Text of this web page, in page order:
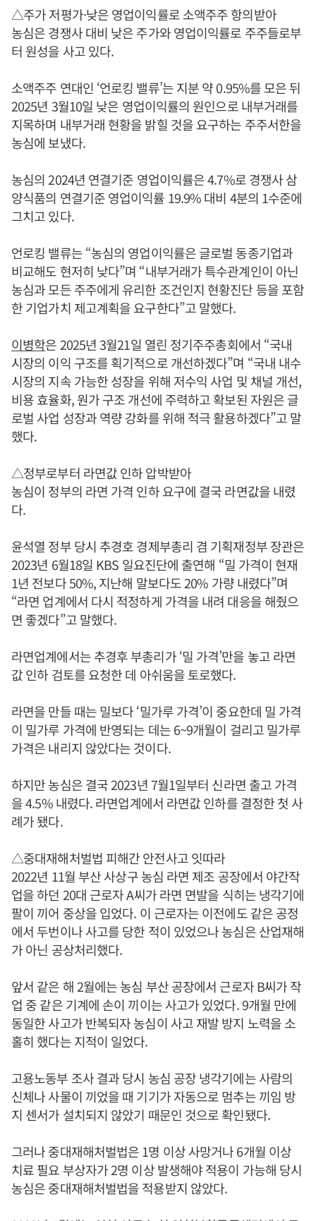
△주가 저평가·낮은 영업이익률로 소액주주 항의받아
농심은 경쟁사 대비 낮은 주가와 영업이익률로 주주들로부
터 원성을 사고 있다.
소액주주 연대인 ‘언로킹 밸류’는 지분 약 0.95%를 모은 뒤
2025년 3월10일 낮은 영업이익률의 원인으로 내부거래를
지목하며 내부거래 현황을 밝힐 것을 요구하는 주주서한을
농심에 보냈다.
농심의 2024년 연결기준 영업이익률은 4.7%로 경쟁사 삼
양식품의 연결기준 영업이익률 19.9% 대비 4분의 1수준에
그치고 있다.
언로킹 밸류는 “농심의 영업이익률은 글로벌 동종기업과
비교해도 현저히 낮다”며 “내부거래가 특수관계인이 아닌
농심과 모든 주주에게 유리한 조건인지 현황진단 등을 포함
한 기업가치 제고계획을 요구한다”고 말했다.
이병학은 2025년 3월21일 열린 정기주주총회에서 “국내
시장의 이익 구조를 획기적으로 개선하겠다”며 “국내 내수
시장의 지속 가능한 성장을 위해 저수익 사업 및 채널 개선,
비용 효율화, 원가 구조 개선에 주력하고 확보된 자원은 글
로벌 사업 성장과 역량 강화를 위해 적극 활용하겠다”고 말
했다.
△정부로부터 라면값 인하 압박받아
농심이 정부의 라면 가격 인하 요구에 결국 라면값을 내렸
다.
윤석열 정부 당시 추경호 경제부총리 겸 기획재정부 장관은
2023년 6월18일 KBS 일요진단에 출연해 “밀 가격이 현재
1년 전보다 50%, 지난해 말보다도 20% 가량 내렸다”며
“라면 업계에서 다시 적정하게 가격을 내려 대응을 해줬으
면 좋겠다”고 말했다.
라면업계에서는 추경후 부총리가 ‘밀 가격’만을 놓고 라면
값 인하 검토를 요청한 데 아쉬움을 토로했다.
라면을 만들 때는 밀보다 ‘밀가루 가격’이 중요한데 밀 가격
이 밀가루 가격에 반영되는 데는 6~9개월이 걸리고 밀가루
가격은 내리지 않았다는 것이다.
하지만 농심은 결국 2023년 7월1일부터 신라면 출고 가격
을 4.5% 내렸다. 라면업계에서 라면값 인하를 결정한 첫 사
례가 됐다.
△중대재해처벌법 피해간 안전사고 잇따라
2022년 11월 부산 사상구 농심 라면 제조 공장에서 야간작
업을 하던 20대 근로자 A씨가 라면 면발을 식히는 냉각기에
팔이 끼어 중상을 입었다. 이 근로자는 이전에도 같은 공정
에서 두번이나 사고를 당한 적이 있었으나 농심은 산업재해
가 아닌 공상처리했다.
앞서 같은 해 2월에는 농심 부산 공장에서 근로자 B씨가 작
업 중 같은 기계에 손이 끼이는 사고가 있었다. 9개월 만에
동일한 사고가 반복되자 농심이 사고 재발 방지 노력을 소
홀히 했다는 지적이 일었다.
고용노동부 조사 결과 당시 농심 공장 냉각기에는 사람의
신체나 사물이 끼었을 때 기기가 자동으로 멈추는 끼임 방
지 센서가 설치되지 않았기 때문인 것으로 확인됐다.
그러나 중대재해처벌법은 1명 이상 사망거나 6개월 이상
치료 필요 부상자가 2명 이상 발생해야 적용이 가능해 당시
농심은 중대재해처벌법을 적용받지 않았다.